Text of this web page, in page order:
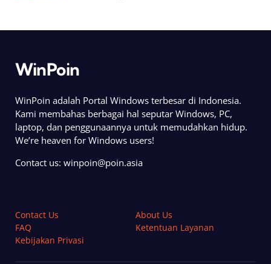
WinPoin
WinPoin adalah Portal Windows terbesar di Indonesia.
Kami membahas berbagai hal seputar Windows, PC,
laptop, dan penggunaannya untuk memudahkan hidup.
We’re heaven for Windows users!
Contact us: winpoin@poin.asia
Contact Us
About Us
FAQ
Ketentuan Layanan
Kebijakan Privasi